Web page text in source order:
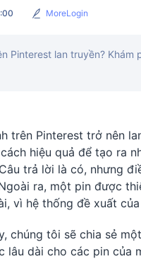
MoreLogin
Pinterest lan truyền?
trên Pinterest trở nên
hiệu quả để tạo ra
trả lời là có, nhưng
ra, một pin được
vì hệ thống đề xuất
chúng tôi sẽ chia sẻ
lâu dài cho các pin của